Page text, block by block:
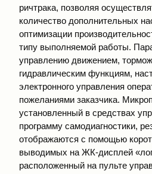
ричтрака, позволяя
количество дополнительных
оптимизации
типу выполняемой работы.
управлению движением,
гидравлическим функциям,
электронного управления
пожеланиями заказчика.
установленный в средствах
программу самодиагностики,
отображаются с помощью
выводимых на ЖК-дисплей
расположенный на пульте